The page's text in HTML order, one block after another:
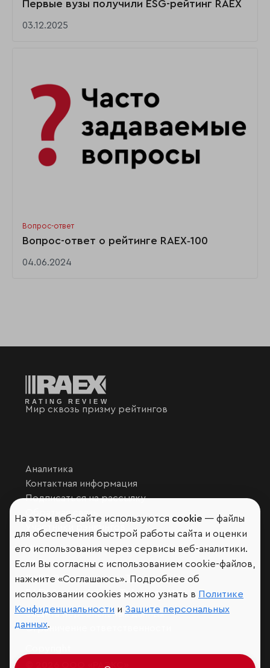
Первые вузы получили ESG-рейтинг RAEX
03.12.2025
Вопрос-ответ
Вопрос-ответ о рейтинге RAEX‑100
04.06.2024
Мир сквозь призму рейтингов
Аналитика
Контактная информация
Подписаться на рассылку
Обратная связь
Участники рэнкингов
Мы в социальных сетях и мессенджерах
VK
RAEX Образование –Telegram,Max
RAEX Sustainability –Telegram,Max
Защита персональных данных
Ограничение ответственности
© 2026 ООО «РАЭКС»
На этом веб-сайте используются cookie — файлы
для обеспечения быстрой работы сайта и оценки
его использования через сервисы веб-аналитики.
Если Вы согласны с использованием cookie-файлов,
нажмите «Соглашаюсь». Подробнее об
использовании cookies можно узнать в Политике
Конфиденциальности и Защите персональных
данных.